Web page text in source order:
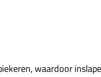
waardoor